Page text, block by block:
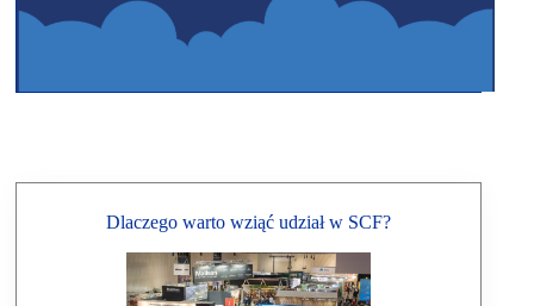
Dlaczego warto wziąć udział w SCF?